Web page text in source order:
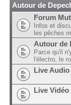
Autour de
Forum
Infos et
les pêches
Autour de
Parce qu'il
l'électro, le
Live Audio
Live Vidéo